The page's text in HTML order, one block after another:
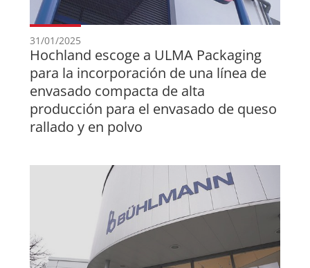
31/01/2025
Hochland escoge a ULMA Packaging
para la incorporación de una línea de
envasado compacta de alta
producción para el envasado de queso
rallado y en polvo